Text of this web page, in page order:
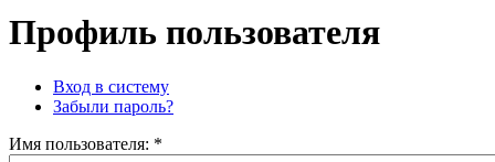
Профиль пользователя
Вход в систему
Забыли пароль?
Имя пoльзовaтeля: *